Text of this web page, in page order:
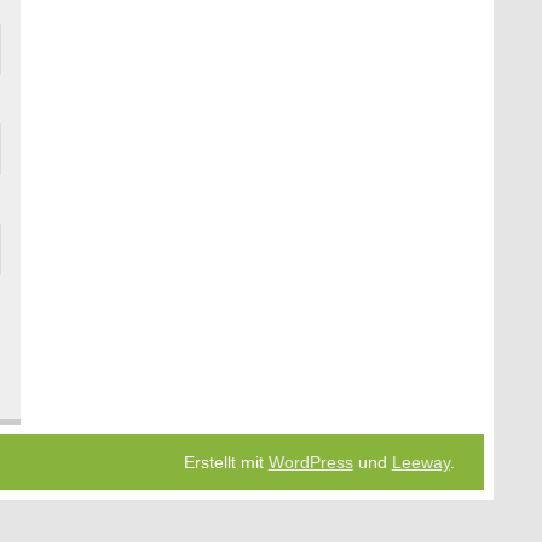
Erstellt mit WordPressund Leeway.